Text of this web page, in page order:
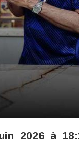
2026 à